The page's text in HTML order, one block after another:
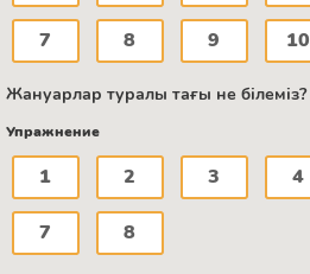
7 8 9 10
Жануарлар туралы тағы не білеміз?
Упражнение
1 2 3 4
7 8